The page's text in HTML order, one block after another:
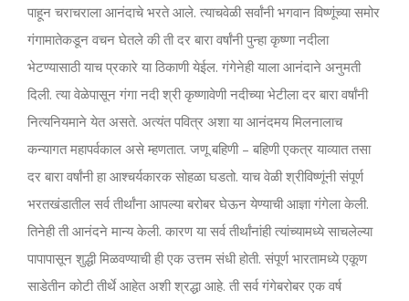
पाहून चराचराला आनंदाचे भरते आले. त्याचवेळी सर्वांनी भगवान विष्णूंच्या समोर
गंगामातेकडून वचन घेतले की ती दर बारा वर्षांनी पुन्हा कृष्णा नदीला
भेटण्यासाठी याच प्रकारे या ठिकाणी येईल. गंगेनेही याला आनंदाने अनुमती
दिली. त्या वेळेपासून गंगा नदी श्री कृष्णावेणी नदीच्या भेटीला दर बारा वर्षांनी
नित्यनियमाने येत असते. अत्यंत पवित्र अशा या आनंदमय मिलनालाच
कन्यागत महापर्वकाल असे म्हणतात. जणू बहिणी – बहिणी एकत्र याव्यात तसा
दर बारा वर्षांनी हा आश्चर्यकारक सोहळा घडतो. याच वेळी श्रीविष्णूंनी संपूर्ण
भरतखंडातील सर्व तीर्थांना आपल्या बरोबर घेऊन येण्याची आज्ञा गंगेला केली.
तिनेही ती आनंदने मान्य केली. कारण या सर्व तीर्थांनांही त्यांच्यामध्ये साचलेल्या
पापापासून शुद्धी मिळवण्याची ही एक उत्तम संधी होती. संपूर्ण भारतामध्ये एकूण
साडेतीन कोटी तीर्थे आहेत अशी श्रद्धा आहे. ती सर्व गंगेबरोबर एक वर्ष